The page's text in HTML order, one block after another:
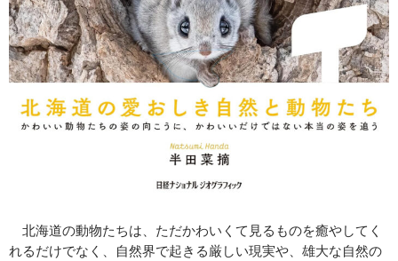
北海道の動物たちは、ただかわいくて見るものを癒やしてく
れるだけでなく、自然界で起きる厳しい現実や、雄大な自然の